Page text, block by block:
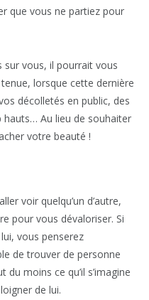
que vous ne partiez pour
sur vous, il pourrait vous
lorsque cette dernière
décolletés en public, des
Au lieu de souhaiter
votre beauté !
voir quelqu’un d’autre,
pour vous dévaloriser. Si
vous penserez
de trouver de personne
du moins ce qu’il s’imagine
de lui.